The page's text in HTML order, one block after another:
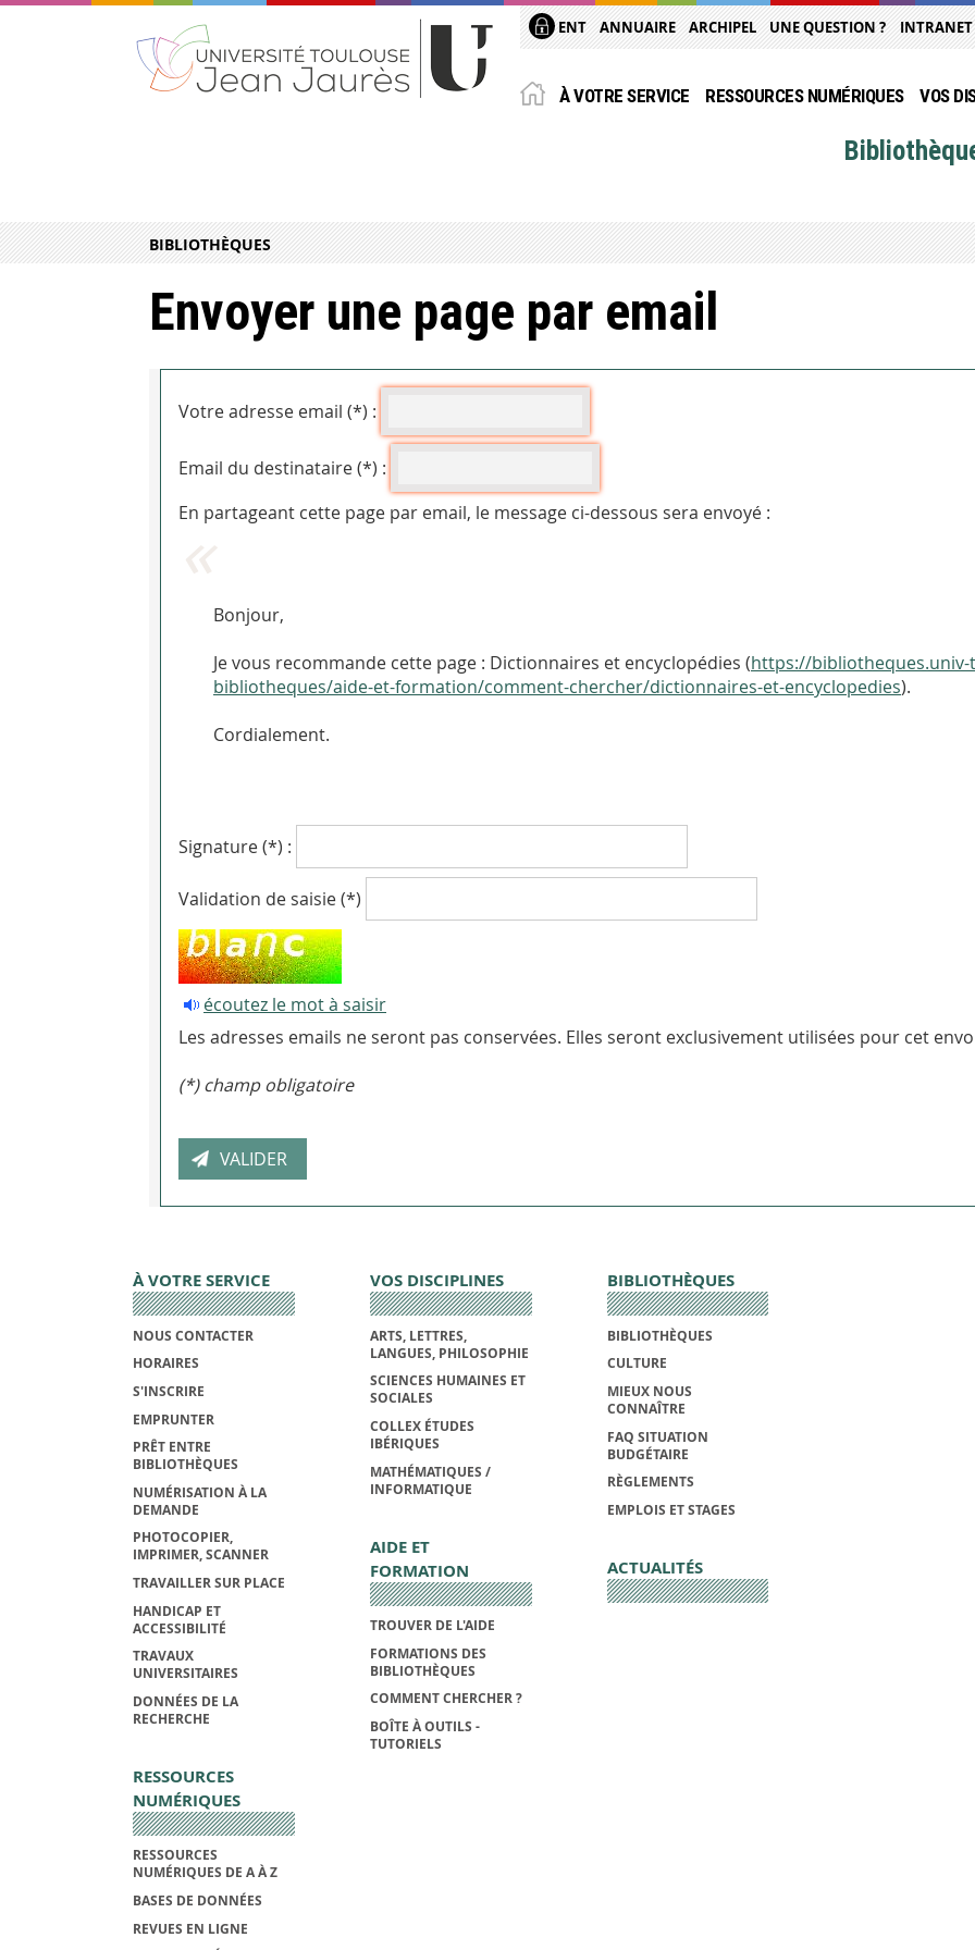
ENT ANNUAIRE ARCHIPEL UNE QUESTION ? INTRANET
À VOTRE SERVICE RESSOURCES NUMÉRIQUES VOS
BIBLIOTHÈQUES
Envoyer une page par email
Votre adresse email (*) :
Email du destinataire (*) :
En partageant cette page par email, le message ci-dessous sera envoyé :
Bonjour,
Je vous recommande cette page : Dictionnaires et encyclopédies (https://bibliotheques.univ-
bibliotheques/aide-et-formation/comment-chercher/dictionnaires-et-encyclopedies).
Cordialement.
Signature (*) :
Validation de saisie (*)
écoutez le mot à saisir
Les adresses emails ne seront pas conservées. Elles seront exclusivement utilisées pour cet
(*) champ obligatoire
À VOTRE SERVICE
NOUS CONTACTER
HORAIRES
S'INSCRIRE
EMPRUNTER
PRÊT ENTRE
BIBLIOTHÈQUES
NUMÉRISATION À LA
DEMANDE
PHOTOCOPIER,
IMPRIMER, SCANNER
TRAVAILLER SUR PLACE
HANDICAP ET
ACCESSIBILITÉ
TRAVAUX
UNIVERSITAIRES
DONNÉES DE LA
RECHERCHE
RESSOURCES
NUMÉRIQUES
RESSOURCES
NUMÉRIQUES DE A À Z
BASES DE DONNÉES
REVUES EN LIGNE
VOS DISCIPLINES
ARTS, LETTRES,
LANGUES, PHILOSOPHIE
SCIENCES HUMAINES ET
SOCIALES
COLLEX ÉTUDES
IBÉRIQUES
MATHÉMATIQUES /
INFORMATIQUE
AIDE ET
FORMATION
TROUVER DE L'AIDE
FORMATIONS DES
BIBLIOTHÈQUES
COMMENT CHERCHER ?
BOÎTE À OUTILS -
TUTORIELS
BIBLIOTHÈQUES
BIBLIOTHÈQUES
CULTURE
MIEUX NOUS
CONNAÎTRE
FAQ SITUATION
BUDGÉTAIRE
RÈGLEMENTS
EMPLOIS ET STAGES
ACTUALITÉS